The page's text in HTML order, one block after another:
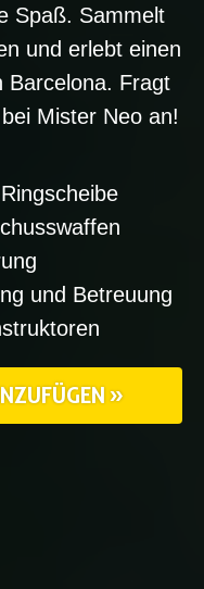
Spaß. Sammelt
und erlebt einen
Barcelona. Fragt
Mister Neo an!
und Betreuung
»